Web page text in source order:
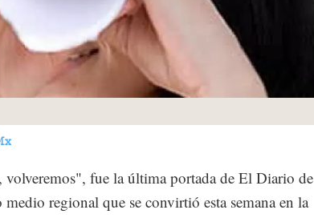
volveremos", fue la última portada de El Diario de
regional que se convirtió esta semana en la